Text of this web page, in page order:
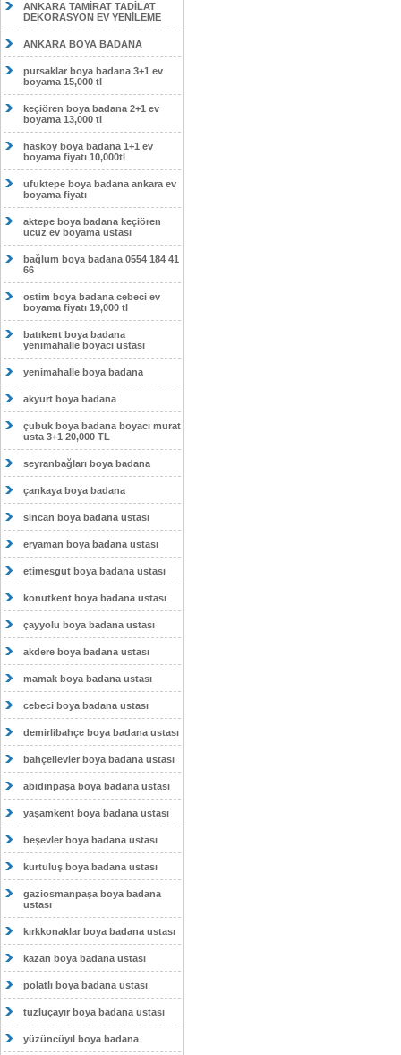
ANKARA TAMİRAT TADİLAT
DEKORASYON EV YENİLEME
ANKARA BOYA BADANA
pursaklar boya badana 3+1 ev
boyama 15,000 tl
keçiören boya badana 2+1 ev
boyama 13,000 tl
hasköy boya badana 1+1 ev
boyama fiyatı 10,000tl
ufuktepe boya badana ankara ev
boyama fiyatı
aktepe boya badana keçiören
ucuz ev boyama ustası
bağlum boya badana 0554 184 41
66
ostim boya badana cebeci ev
boyama fiyatı 19,000 tl
batıkent boya badana
yenimahalle boyacı ustası
yenimahalle boya badana
akyurt boya badana
çubuk boya badana boyacı murat
usta 3+1 20,000 TL
seyranbağları boya badana
çankaya boya badana
sincan boya badana ustası
eryaman boya badana ustası
etimesgut boya badana ustası
konutkent boya badana ustası
çayyolu boya badana ustası
akdere boya badana ustası
mamak boya badana ustası
cebeci boya badana ustası
demirlibahçe boya badana ustası
bahçelievler boya badana ustası
abidinpaşa boya badana ustası
yaşamkent boya badana ustası
beşevler boya badana ustası
kurtuluş boya badana ustası
gaziosmanpaşa boya badana
ustası
kırkkonaklar boya badana ustası
kazan boya badana ustası
polatlı boya badana ustası
tuzluçayır boya badana ustası
yüzüncüyıl boya badana